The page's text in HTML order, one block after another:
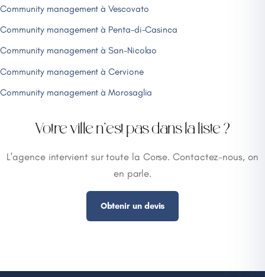
Community management à Vescovato
Community management à Penta-di-Casinca
Community management à San-Nicolao
Community management à Cervione
Community management à Morosaglia
Votre ville n'est pas dans la liste ?
L'agence intervient sur toute la Corse. Contactez-nous, on
en parle.
Obtenir un devis